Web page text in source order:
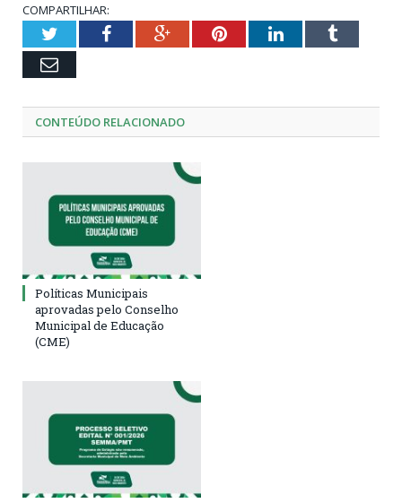
COMPARTILHAR:
TwitterFacebookGoogle+PinterestLinkedInTumblr
Email
CONTEÚDO RELACIONADO
Políticas Municipais
aprovadas pelo Conselho
Municipal de Educação
(CME)